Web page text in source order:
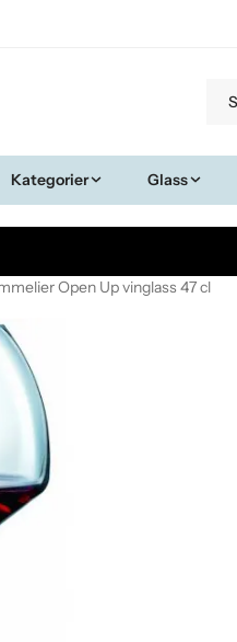
Kategorier Glass
Open Up vinglass 47 cl